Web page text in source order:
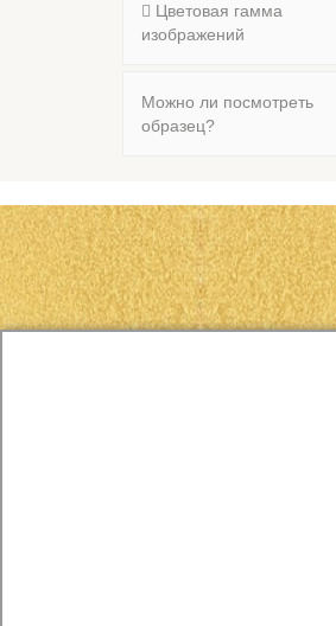
Цветовая гамма
изображений
Можно ли посмотреть
образец?